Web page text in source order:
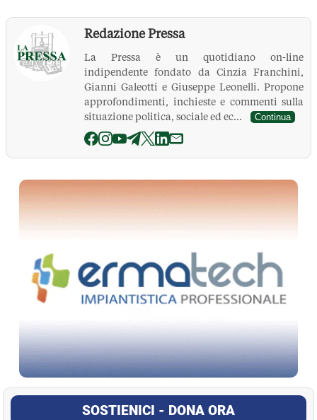
Redazione Pressa
La Pressa è un quotidiano on-line
indipendente fondato da Cinzia Franchini,
Gianni Galeotti e Giuseppe Leonelli. Propone
approfondimenti, inchieste e commenti sulla
situazione politica, sociale ed ec...
Continua
La Pressa
SOSTIENICI - DONA ORA